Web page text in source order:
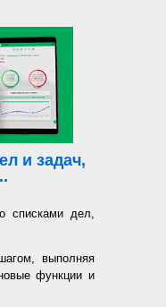
и задач,
списками дел,
выполняя
функции и